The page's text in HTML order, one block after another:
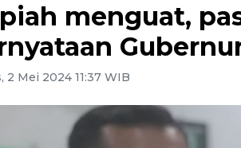
menguat,
2 Mei 2024 11:37 WIB